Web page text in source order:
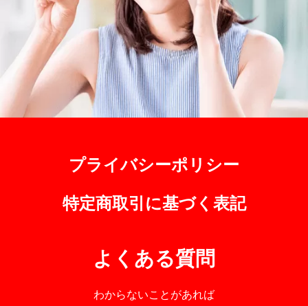
プライバシーポリシー
特定商取引に基づく表記
よくある質問
わからないことがあれば